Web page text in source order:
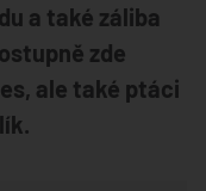
a také záliba
zde
ale také ptáci